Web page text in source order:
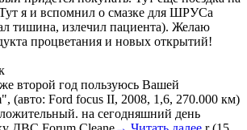
я и вспомнил о смазке для ШРУСа
тишина, излечил пациента). Желаю
процветания и новых открытий!
второй год пользуюсь Вашей
(авто: Ford focus II, 2008, 1,6, 270.000 км)
на сегодняшний день